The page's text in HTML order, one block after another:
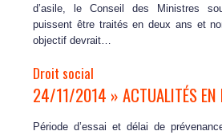
d’asile, le Conseil des Ministres
puissent être traités en deux ans et
objectif devrait…
Droit social
24/11/2014 » ACTUALITÉS EN
Période d’essai et délai de